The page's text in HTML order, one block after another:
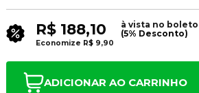
R$ 188,10
à vista no
(5% Desconto)
Economize R$ 9,90
ADICIONAR AO CARRINHO